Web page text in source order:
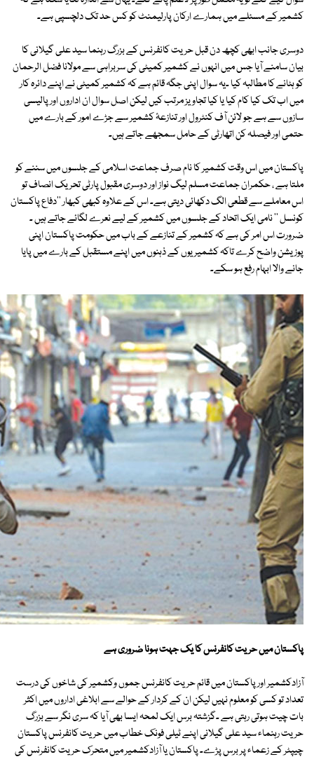
کشمیر کے مسئلے میں ہمارے ارکان پارلیمنٹ کو کس حد تک دلچسپی ہے۔
دوسری جانب ابھی کچھ دن قبل حریت کانفرنس کے بزرگ رہنما سید علی گیلانی کا
بیان سامنے آیا جس میں انہوں نے کشمیر کمیٹی کی سربراہی سے مولانا فضل الرحمان
کو ہٹانے کا مطالبہ کیا ۔یہ سوال اپنی جگہ قائم ہے کہ کشمیر کمیٹی نے اپنے دائرہ کار
میں اب تک کیا کام کیا یا کیا تجاویز مرتب کیں لیکن اصل سوال ان اداروں اور پالیسی
سازوں سے ہے جو لائن آف کنٹرول اور تنازعۂ کشمیر سے جڑے امور کے بارے میں
حتمی اور فیصلہ کن اتھارٹی کے حامل سمجھے جاتے ہیں۔
پاکستان میں اس وقت کشمیر کا نام صرف جماعت اسلامی کے جلسوں میں سننے کو
ملتا ہے ، حکمران جماعت مسلم لیگ نواز اور دوسری مقبول پارٹی تحریک انصاف تو
اس معاملے سے قطعی الگ دکھائی دیتی ہے۔ اس کے علاوہ کبھی کبھار ''دفاع پاکستان
کونسل '' نامی ایک اتحاد کے جلسوں میں کشمیر کے لیے نعرے لگائے جاتے ہیں ۔
ضرورت اس امر کی ہے کہ کشمیر کے تنازعے کے باب میں حکومت پاکستان اپنی
پوزیشن واضح کرے تاکہ کشمیریوں کے ذہنوں میں اپنے مستقبل کے بارے میں پایا
جانے والا ابہام رفع ہو سکے۔
پاکستان میں حریت کانفرنس کا یک جہت ہونا ضروری ہے
آزادکشمیر اور پاکستان میں قائم حریت کانفرنس جموں وکشمیر کی شاخوں کی درست
تعداد تو کسی کو معلوم نہیں لیکن ان کے کردار کے حوالے سے ابلاغی اداروں میں اکثر
بات چیت ہوتی رہتی ہے ۔گزشتہ برس ایک لمحہ ایسا بھی آیا کہ سری نگر سے بزرگ
حریت رہنماء سید علی گیلانی اپنے ٹیلی فونک خطاب میں حریت کانفرنس پاکستان
چیپٹر کے زعماء پر برس پڑے۔ پاکستان یا آزادکشمیر میں متحرک حریت کانفرنس کی